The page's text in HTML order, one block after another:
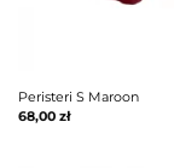
Peristeri S Maroon
68,00 zł